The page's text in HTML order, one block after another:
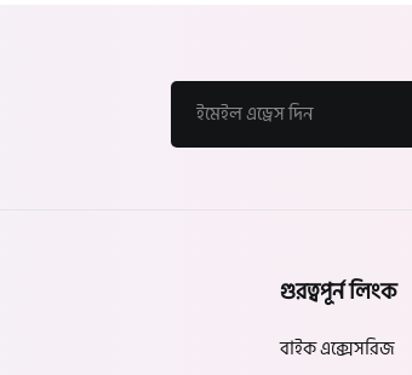
গুরত্বপূর্ন লিংক
বাইক এক্সেসরিজ